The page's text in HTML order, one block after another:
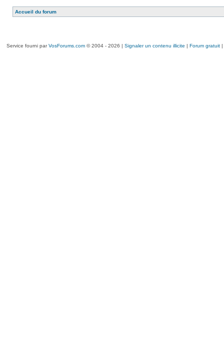
Accueil du forum
Service fourni parVosForums.com© 2004 - 2026 | Signaler un contenu illicite | Forum gratuit|